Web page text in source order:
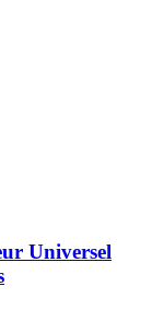
Universel